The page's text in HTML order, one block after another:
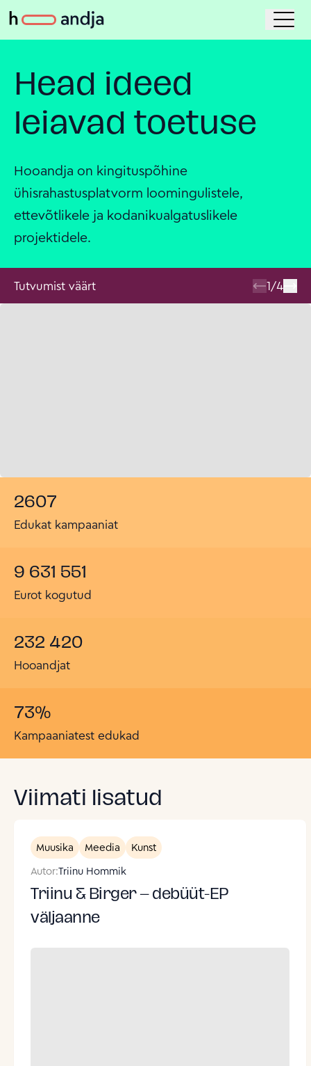
Head ideed
leiavad toetuse
Hooandja on kingituspõhine
ühisrahastusplatvorm loomingulistele,
ettevõtlikele ja kodanikualgatuslikele
projektidele.
Tutvumist väärt 1/4
2607
Edukat kampaaniat
9 631 551
Eurot kogutud
232 420
Hooandjat
73%
Kampaaniatest edukad
Viimati lisatud
Muusika Meedia
Kunst
Autor:Triinu Hommik
Triinu & Birger – debüüt-EP
väljaanne